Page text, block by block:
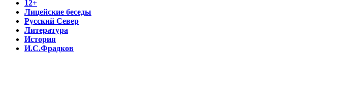
12+
Лицейские беседы
Русский Север
Литература
История
И.С.Фрадков